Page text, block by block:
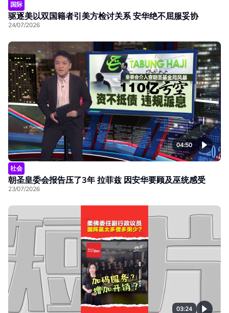
国际
驱逐美以双国籍者引美方检讨关系 安华绝不屈服妥协
24/07/2026
04:50
社会
朝圣皇委会报告压了3年 拉菲兹 因安华要顾及巫统感受
23/07/2026
03:24